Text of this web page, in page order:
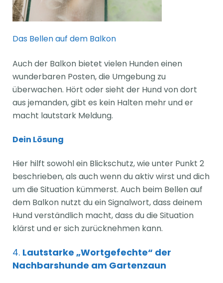
Das Bellen auf dem Balkon
Auch der Balkon bietet vielen Hunden einen
wunderbaren Posten, die Umgebung zu
überwachen. Hört oder sieht der Hund von dort
aus jemanden, gibt es kein Halten mehr und er
macht lautstark Meldung.
Dein Lösung
Hier hilft sowohl ein Blickschutz, wie unter Punkt 2
beschrieben, als auch wenn du aktiv wirst und dich
um die Situation kümmerst. Auch beim Bellen auf
dem Balkon nutzt du ein Signalwort, dass deinem
Hund verständlich macht, dass du die Situation
klärst und er sich zurücknehmen kann.
4. Lautstarke „Wortgefechte“ der
Nachbarshunde am Gartenzaun